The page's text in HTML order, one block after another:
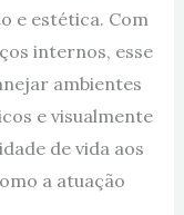
e estética. Com
internos, esse
ambientes
e visualmente
de vida aos
a atuação